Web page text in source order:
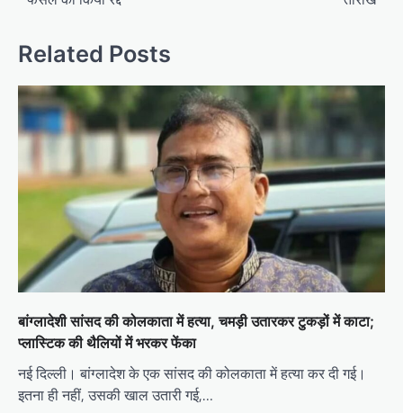
Related Posts
बांग्लादेशी सांसद की कोलकाता में हत्या, चमड़ी उतारकर टुकड़ों में काटा;
प्लास्टिक की थैलियों में भरकर फेंका
नई दिल्ली। बांग्लादेश के एक सांसद की कोलकाता में हत्या कर दी गई।
इतना ही नहीं, उसकी खाल उतारी गई,…